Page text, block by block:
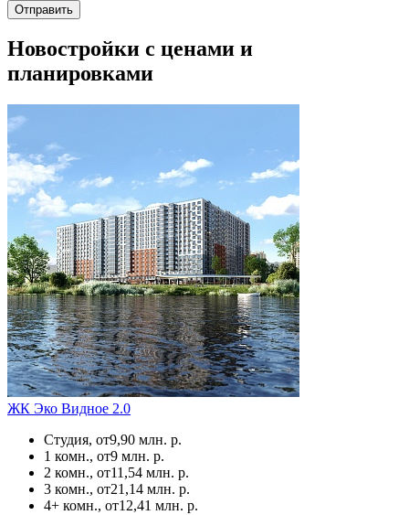
Новостройки с ценами и
планировками
ЖК Эко Видное 2.0
Студия, от9,90 млн. р.
1 комн., от9 млн. р.
2 комн., от11,54 млн. р.
3 комн., от21,14 млн. р.
4+ комн., от12,41 млн. р.